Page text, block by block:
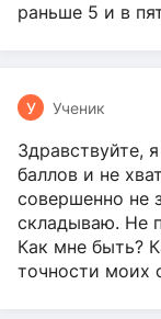
раньше 5 и в
У Ученик
Здравствуйте,
баллов и не
совершенно не
складываю. Не
Как мне быть?
точности моих